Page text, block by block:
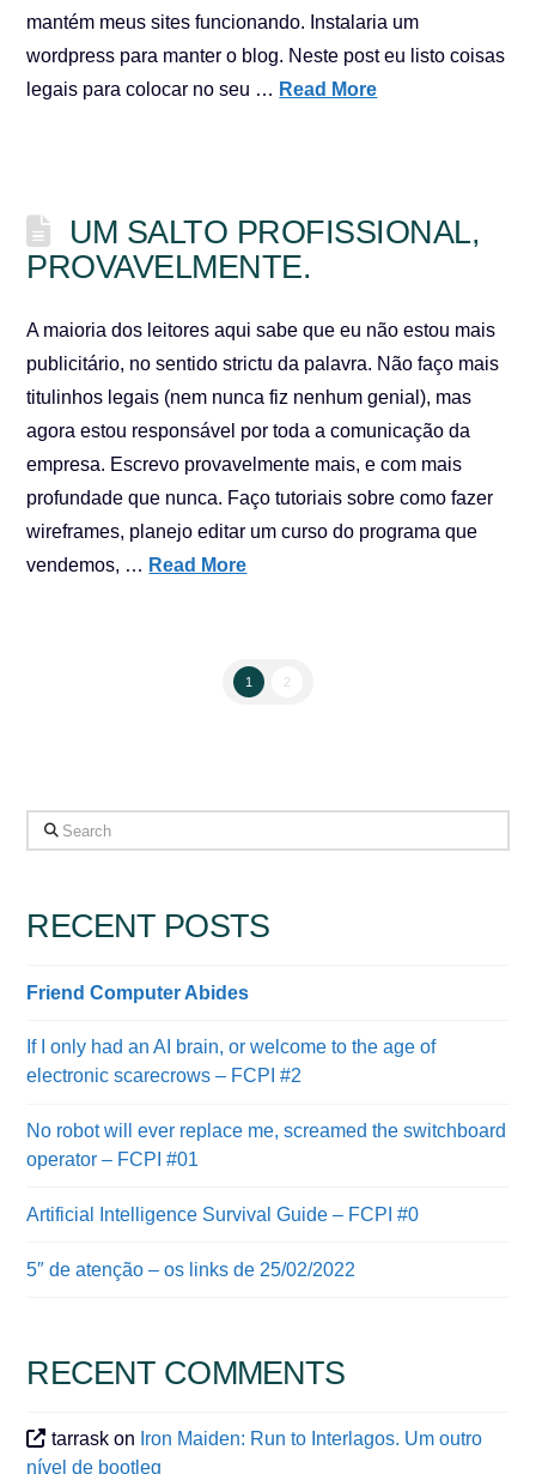
mantém meus sites funcionando. Instalaria um
wordpress para manter o blog. Neste post eu listo coisas
legais para colocar no seu … Read More
UM SALTO PROFISSIONAL,
PROVAVELMENTE.
A maioria dos leitores aqui sabe que eu não estou mais
publicitário, no sentido strictu da palavra. Não faço mais
titulinhos legais (nem nunca fiz nenhum genial), mas
agora estou responsável por toda a comunicação da
empresa. Escrevo provavelmente mais, e com mais
profundade que nunca. Faço tutoriais sobre como fazer
wireframes, planejo editar um curso do programa que
vendemos, … Read More
1 2
Search
RECENT POSTS
Friend Computer Abides
If I only had an AI brain, or welcome to the age of
electronic scarecrows – FCPI #2
No robot will ever replace me, screamed the switchboard
operator – FCPI #01
Artificial Intelligence Survival Guide – FCPI #0
5″ de atenção – os links de 25/02/2022
RECENT COMMENTS
tarrask on Iron Maiden: Run to Interlagos. Um outro
nível de bootleg